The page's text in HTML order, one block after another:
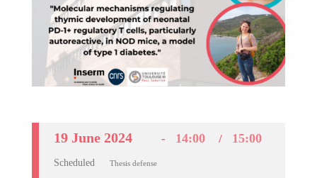
19 June 2024 14:00 15:00
Scheduled Thesis defense